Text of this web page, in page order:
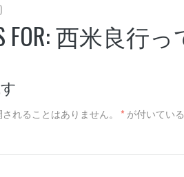
FOR: 西米良行
れることはありません。 * が付いてい